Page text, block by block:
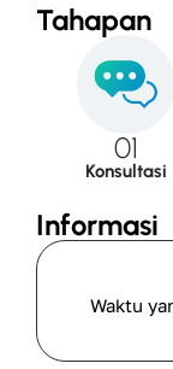
Tahapan
01
Konsultasi
Informasi
Waktu